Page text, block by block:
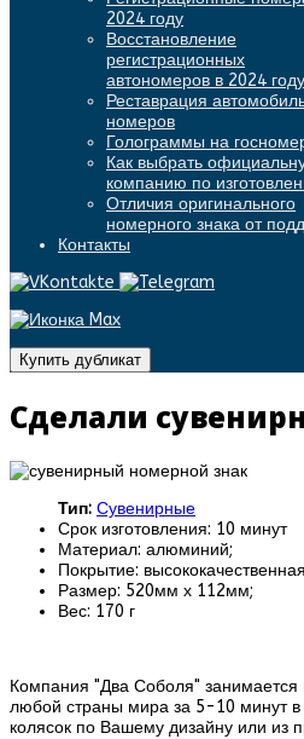
2024 году
Восстановление
регистрационных
автономеров в 2024 году
Реставрация
номеров
Голограммы на
Как выбрать
компанию по
Отличия оригинального
номерного знака от
Контакты
Купить дубликат
Сделали
Тип: Сувенирные
Срок изготовления: 10 минут
Материал: алюминий;
Покрытие:
Размер: 520мм х 112мм;
Вес: 170 г
Компания "Два Соболя" занимается
любой страны мира за 5-10 минут в
колясок по Вашему дизайну или из